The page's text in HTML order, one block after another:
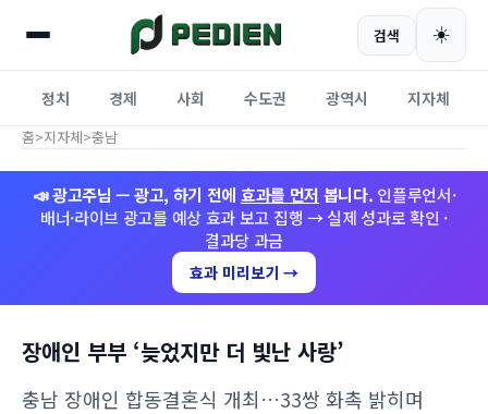
검색 ☀️
정치 경제 사회 수도권 광역시 지자체
홈>지자체>충남
📣 광고주님 — 광고, 하기 전에 효과를 먼저 봅니다. 인플루언서·
배너·라이브 광고를 예상 효과 보고 집행 → 실제 성과로 확인 ·
결과당 과금
효과 미리보기 →
장애인 부부 ‘늦었지만 더 빛난 사랑’
충남 장애인 합동결혼식 개최…33쌍 화촉 밝히며